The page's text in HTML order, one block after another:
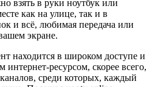
взять в руки ноутбук или
как на улице, так и в
и всё, любимая передача или
экране.
находится в широком доступе и
интернет-ресурсом, скорее всего,
среди которых, каждый